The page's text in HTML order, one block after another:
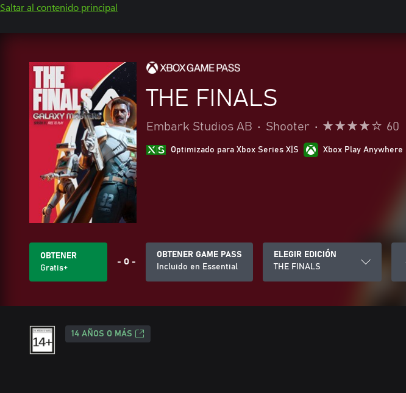
Saltar al contenido principal
THE FINALS
Embark Studios AB • Shooter • 60
Optimizado para Xbox Series X|S Xbox Play Anywhere
OBTENER
Gratis+
- O -
OBTENER GAME PASS
Incluido en Essential
ELEGIR EDICIÓN
THE FINALS
14 AÑOS O MÁS